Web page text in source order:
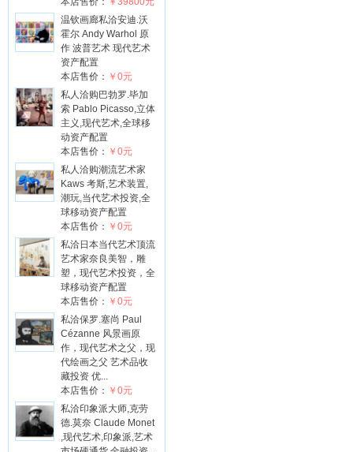
温钦画廊私洽安迪.沃
霍尔 Andy Warhol 原
作 波普艺术 现代艺术
资产配置
本店售价： ￥0元
私人洽购巴勃罗.毕加
索 Pablo Picasso,立体
主义,现代艺术,全球移
动资产配置
本店售价： ￥0元
私人洽购潮流艺术家
Kaws 考斯,艺术装置,
潮玩,当代艺术投资,全
球移动资产配置
本店售价： ￥0元
私洽日本当代艺术顶流
艺术家奈良美智，雕
塑，现代艺术投资，全
球移动资产配置
本店售价： ￥0元
私洽保罗.塞尚 Paul
Cézanne 风景画原
作，现代艺术之父，现
代绘画之父 艺术品收
藏投资 优...
本店售价： ￥0元
私洽印象派大师,克劳
德.莫奈 Claude Monet
,现代艺术,印象派,艺术